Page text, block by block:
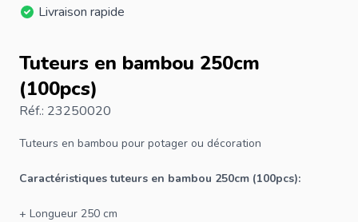
Livraison rapide
Tuteurs en bambou 250cm
(100pcs)
Réf.: 23250020
Tuteurs en bambou pour potager ou décoration
Caractéristiques tuteurs en bambou 250cm (100pcs):
+ Longueur 250 cm